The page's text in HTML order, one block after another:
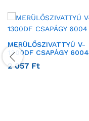
MERÜLŐSZIVATTYÚ V-
1300DF CSAPÁGY 6004
2 057 Ft